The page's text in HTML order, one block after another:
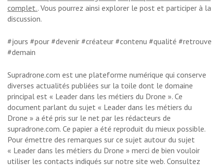
complet.. Vous pourrez ainsi explorer le post et participer à la
discussion.
#jours #pour #devenir #créateur #contenu #qualité #retrouve
#demain
Supradrone.com est une plateforme numérique qui conserve
diverses actualités publiées sur la toile dont le domaine
principal est « Leader dans les métiers du Drone ». Ce
document parlant du sujet « Leader dans les métiers du
Drone » a été pris sur le net par les rédacteurs de
supradrone.com. Ce papier a été reproduit du mieux possible.
Pour émettre des remarques sur ce sujet autour du sujet
« Leader dans les métiers du Drone » merci de bien vouloir
utiliser les contacts indiqués sur notre site web. Consultez